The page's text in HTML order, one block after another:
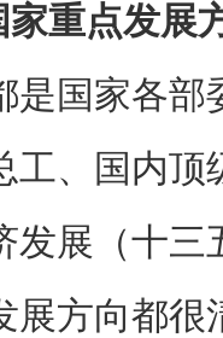
重点发展
是国家各部
工、国内顶
发展（十三
展方向都